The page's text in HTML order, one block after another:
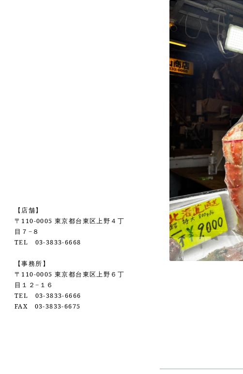
【店舗】
〒110-0005 東京都台東区上野４丁
目７−８
TEL 03-3833-6668
【事務所】
〒110-0005 東京都台東区上野６丁
目１２−１６
TEL 03-3833-6666
FAX 03-3833-6675